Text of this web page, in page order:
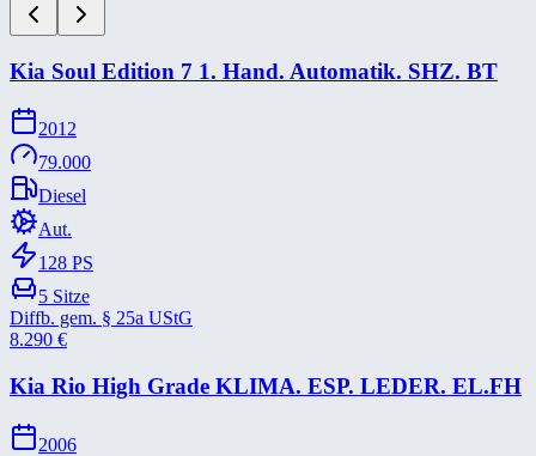
Kia Soul Edition 7 1. Hand. Automatik. SHZ. BT
2012
79.000
Diesel
Aut.
128 PS
5 Sitze
Diffb. gem. § 25a UStG
8.290 €
Kia Rio High Grade KLIMA. ESP. LEDER. EL.FH
2006